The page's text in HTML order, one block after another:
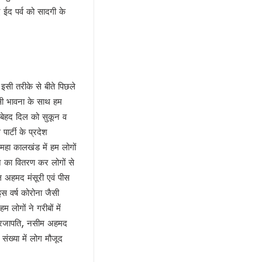
ईद पर्व को सादगी के
तरीके से बीते पिछले
भावना के साथ हम
दिल को सुकून व
के प्रदेश
कालखंड में हम लोगों
का वितरण कर लोगों से
अहमद मंसूरी एवं पीस
वर्ष कोरोना जैसी
लोगों ने गरीबों में
नसीम अहमद
में लोग मौजूद